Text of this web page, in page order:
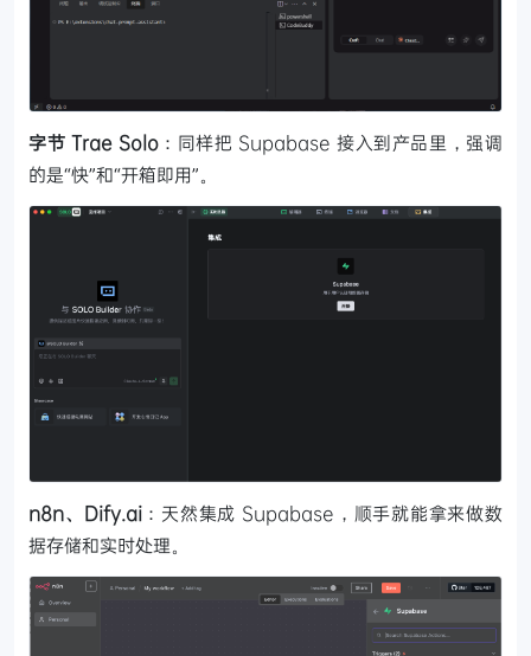
字节 Trae Solo：同样把 Supabase 接入到产品里，强调
的是“快”和“开箱即用”。
n8n、Dify.ai：天然集成 Supabase，顺手就能拿来做数
据存储和实时处理。